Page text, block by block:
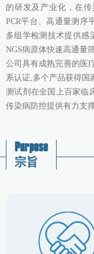
的研发及产业化，在
PCR平台、高通量测序
多组学检测技术提供感
NGS病原体快速高通量
公司具有成熟完善的医
系认证,多个产品获得国
测试剂在全国上百家临
传染病防控提供有力支撑
Purpose
宗旨